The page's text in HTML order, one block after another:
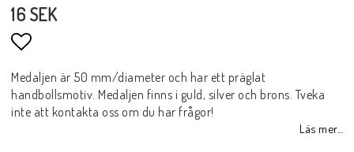
16 SEK
Lägg till i favoritlistan
Medaljen är 50 mm/diameter och har ett präglat
handbollsmotiv. Medaljen finns i guld, silver och brons. Tveka
inte att kontakta oss om du har frågor!
Läs mer...